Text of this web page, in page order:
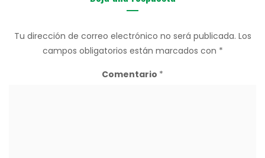
Tu dirección de correo electrónico no será publicada. Los
campos obligatorios están marcados con *
Comentario *